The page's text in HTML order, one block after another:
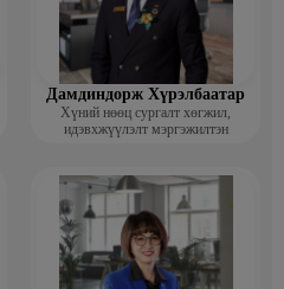
Дамдиндорж Хүрэлбаатар
Хүний нөөц сургалт хөгжил,
идэвхжүүлэлт мэргэжилтэн